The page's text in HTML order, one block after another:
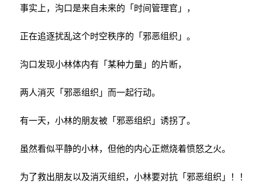
事实上，沟口是来自未来的「时间管理官」，
正在追逐扰乱这个时空秩序的「邪恶组织」。
沟口发现小林体内有「某种力量」的片断，
两人消灭「邪恶组织」而一起行动。
有一天，小林的朋友被「邪恶组织」诱拐了。
虽然看似平静的小林，但他的内心正燃烧着愤怒之火。
为了救出朋友以及消灭组织，小林要对抗「邪恶组织」！！